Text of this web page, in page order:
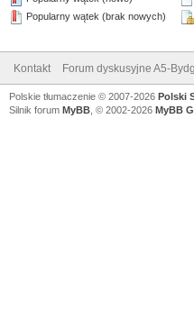
Popularny wątek (brak nowych)
Kontakt Forum dyskusyjne A5-
Polskie tłumaczenie © 2007-2026 Polski
Silnik forum MyBB , © 2002-2026 MyBB